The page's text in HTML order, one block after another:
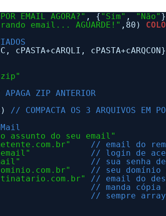
EMAIL AGORA?" , { "Sim" , "Não"
email... AGUARDE!" ,80)
cPASTA+cARQLI, cPASTA+cARQCON}
ZIP ANTERIOR
// COMPACTA OS 3 ARQUIVOS EM
assunto do seu email"
// email do
// login de
// sua senha
// seu domínio
// email do
cFrom // manda cópia
{fZIP} // sempre array